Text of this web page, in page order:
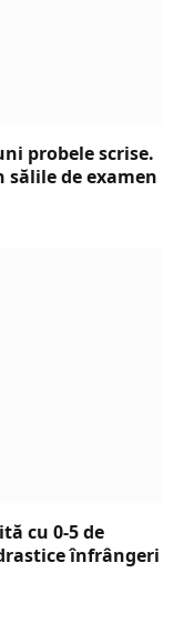
probele scrise.
de examen
cu 0-5 de
înfrângeri